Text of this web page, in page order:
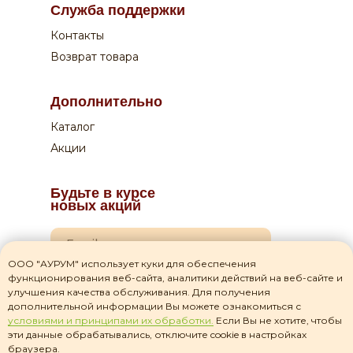
Курьеру по QR-коду или на сайте
ООО "АУРУМ" использует куки для обеспечения
функционирования веб-сайта, аналитики действий на веб-сайте и
улучшения качества обслуживания. Для получения
дополнительной информации Вы можете ознакомиться с
условиями и принципами их обработки. Если Вы не хотите, чтобы
эти данные обрабатывались, отключите cookie в настройках
браузера.
Служба поддержки
Контакты
Возврат товара
Будьте в курсе
новых акций
Дополнительно
Каталог
Акции
Я даю согласие наобработку своих персональных данных
конфиденциальности и принимаю его